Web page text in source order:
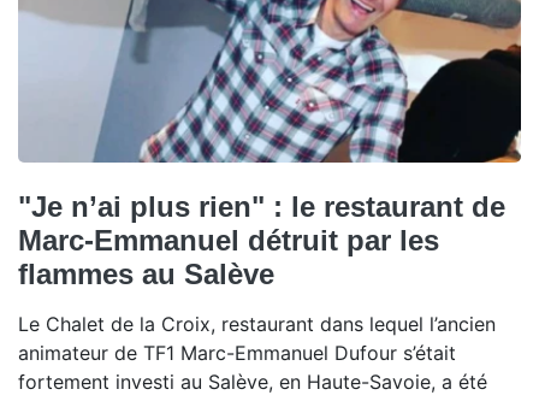
"Je n’ai plus rien" : le restaurant de
Marc-Emmanuel détruit par les
flammes au Salève
Le Chalet de la Croix, restaurant dans lequel l’ancien
animateur de TF1 Marc-Emmanuel Dufour s’était
fortement investi au Salève, en Haute-Savoie, a été